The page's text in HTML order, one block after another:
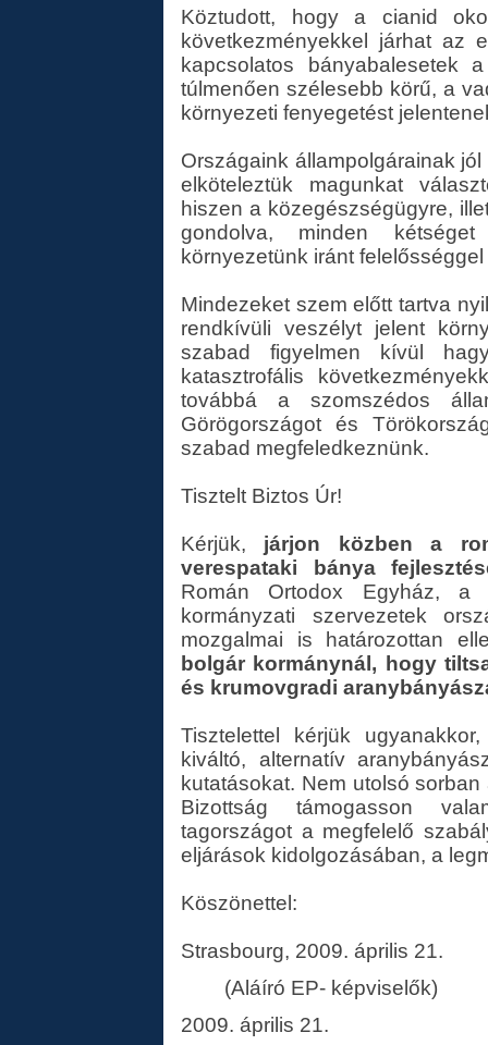
Köztudott, hogy a cianid
következményekkel járhat az
kapcsolatos bányabalesetek
túlmenően szélesebb körű, a
környezeti fenyegetést
Országaink állampolgárainak
elköteleztük magunkat
hiszen a közegészségügyre,
gondolva, minden
környezetünk iránt
Mindezeket szem előtt tartva
rendkívüli veszélyt jelent
szabad figyelmen kívül
katasztrofális
továbbá a szomszédos
Görögországot és
szabad megfeledkeznünk.
Tisztelt Biztos Úr!
Kérjük, járjon közben a
verespataki bánya
Román Ortodox Egyház, a
kormányzati szervezetek
mozgalmai is határozottan
bolgár kormánynál,
hogy
és krumovgradi
Tisztelettel kérjük
kiváltó, alternatív
kutatásokat. Nem utolsó
Bizottság támogasson
tagországot a megfelelő
eljárások kidolgozásában, a
Köszönettel:
Strasbourg, 2009. április 21.
(Aláíró EP- képviselők)
2009. április 21.